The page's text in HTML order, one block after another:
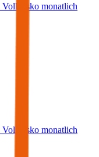
Vollkasko monatlich
Vollkasko monatlich